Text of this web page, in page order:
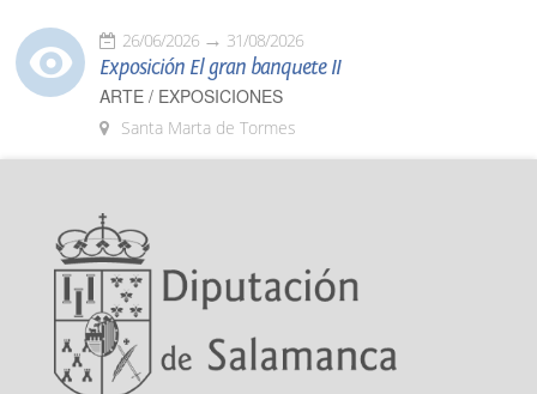
26/06/2026 31/08/2026
Exposición El gran banquete II
ARTE / EXPOSICIONES
Santa Marta de Tormes